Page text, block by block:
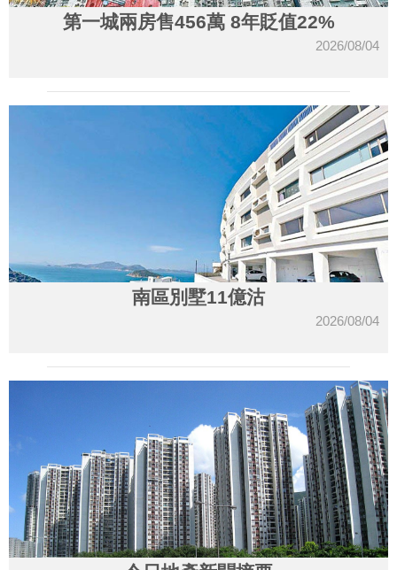
第一城兩房售456萬 8年貶值22%
2026/08/04
南區別墅11億沽
2026/08/04